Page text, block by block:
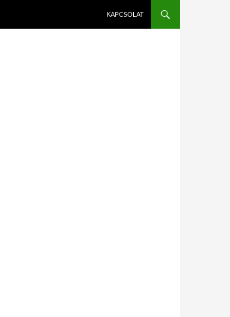
KAPCSOLAT